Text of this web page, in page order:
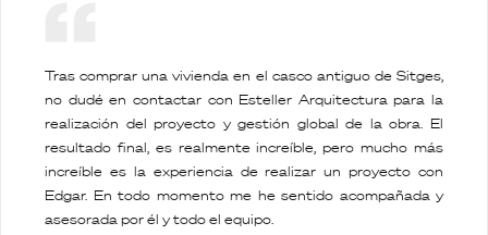
Tras comprar una vivienda en el casco antiguo de Sitges,
no dudé en contactar con Esteller Arquitectura para la
realización del proyecto y gestión global de la obra. El
resultado final, es realmente increíble, pero mucho más
increíble es la experiencia de realizar un proyecto con
Edgar. En todo momento me he sentido acompañada y
asesorada por él y todo el equipo.